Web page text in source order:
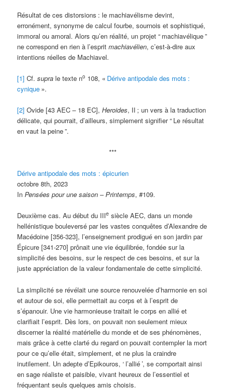
Résultat de ces distorsions : le machiavélisme devint,
erronément, synonyme de calcul fourbe, sournois et sophistiqué,
immoral ou amoral. Alors qu’en réalité, un projet “ machiavélique”
ne correspond en rien à l’espritmachiavélien, c’est-à-dire aux
intentions réelles de Machiavel.
[1] Cf.supra le texte no 108, « Dérive antipodale des mots :
cynique ».
[2] Ovide [43 AEC – 18 EC],Heroides, II ; un vers à la traduction
délicate, qui pourrait, d’ailleurs, simplement signifier “ Le résultat
en vaut la peine”.
***
Dérive antipodale des mots : épicurien
octobre 8th, 2023
InPensées pour une saison – Printemps, #109.
Deuxième cas. Au début du IIIe siècle AEC, dans un monde
hellénistique bouleversé par les vastes conquêtes d’Alexandre de
Macédoine [356-323], l’enseignement prodigué en son jardin par
Épicure [341-270] prônait une vie équilibrée, fondée sur la
simplicité des besoins, sur le respect de ces besoins, et sur la
juste appréciation de la valeur fondamentale de cette simplicité.
La simplicité se révélait une source renouvelée d’harmonie en soi
et autour de soi, elle permettait au corps et à l’esprit de
s’épanouir. Une vie harmonieuse traitait le corps en allié et
clarifiait l’esprit. Dès lors, on pouvait non seulement mieux
discerner la réalité matérielle du monde et de ses phénomènes,
mais grâce à cette clarté du regard on pouvait contempler la mort
pour ce qu’elle était, simplement, et ne plus la craindre
inutilement. Un adepte d’Epikouros, ‘ l’allié’, se comportait ainsi
en sage réaliste et paisible, vivant heureux de l’essentiel et
fréquentant seuls quelques amis choisis.